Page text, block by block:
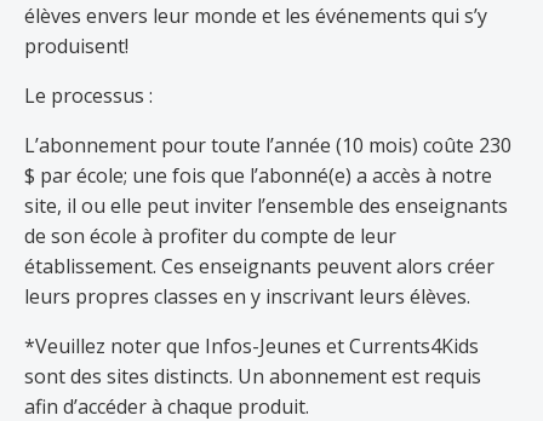
élèves envers leur monde et les événements qui s’y
produisent!
Le processus :
L’abonnement pour toute l’année (10 mois) coûte 230
$ par école; une fois que l’abonné(e) a accès à notre
site, il ou elle peut inviter l’ensemble des enseignants
de son école à profiter du compte de leur
établissement. Ces enseignants peuvent alors créer
leurs propres classes en y inscrivant leurs élèves.
*Veuillez noter que Infos-Jeunes et Currents4Kids
sont des sites distincts. Un abonnement est requis
afin d’accéder à chaque produit.